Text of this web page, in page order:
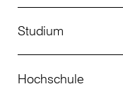
Studium
Studienangebot
Hochschule